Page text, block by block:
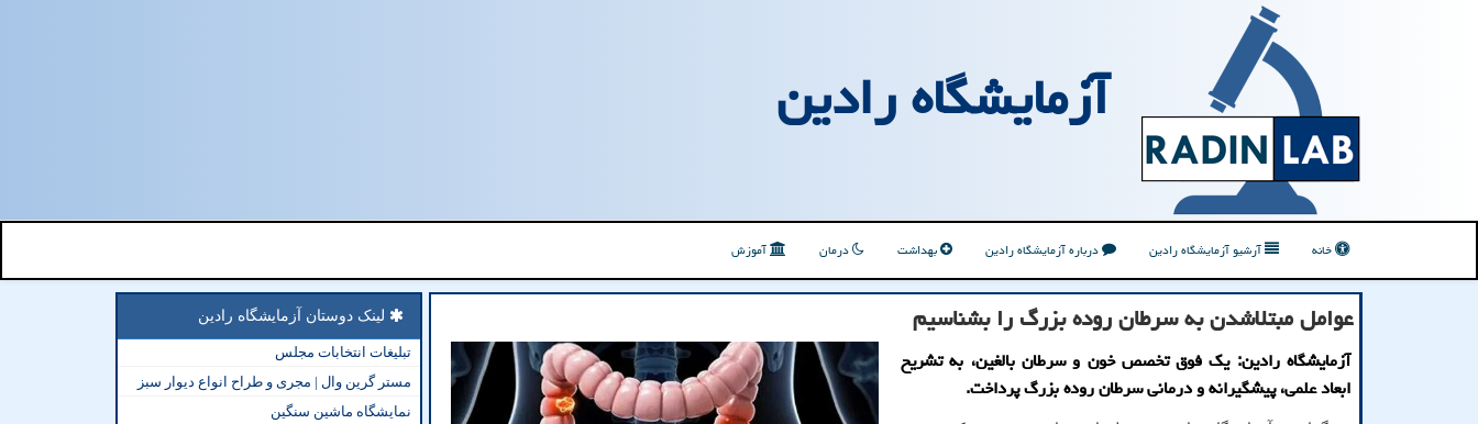
آزمایشگاه رادین
خانه آرشیو آزمایشگاه رادین درباره آزمایشگاه رادین بهداشت درمان آموزش
عوامل مبتلاشدن به سرطان روده بزرگ را بشناسیم
آزمایشگاه رادین: یک فوق تخصص خون و سرطان بالغین، به تشریح
ابعاد علمی، پیشگیرانه و درمانی سرطان روده بزرگ پرداخت.
لینک دوستان آزمایشگاه رادین
تبلیغات انتخابات مجلس
مستر گرین وال | مجری و طراح انواع دیوار سبز
نمایشگاه ماشین سنگین